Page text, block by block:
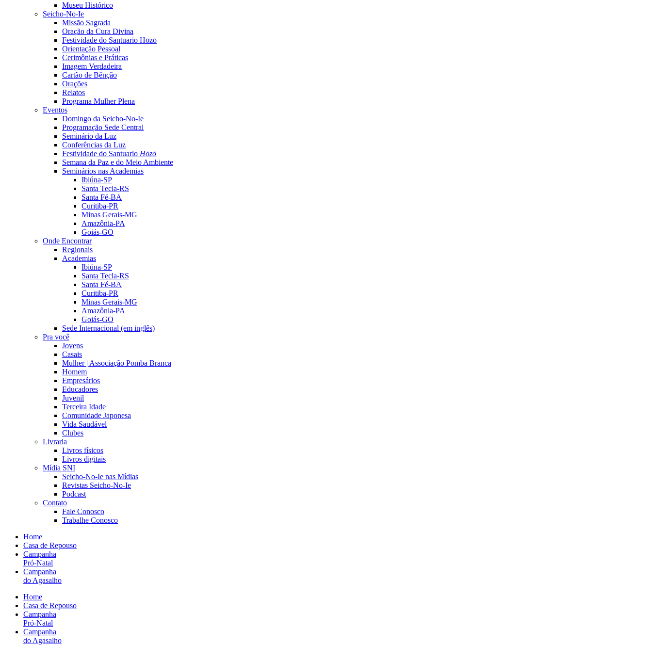
Museu Histórico
Seicho-No-Ie
Missão Sagrada
Oração da Cura Divina
Festividade do Santuario Hōzō
Orientação Pessoal
Cerimônias e Práticas
Imagem Verdadeira
Cartão de Bênção
Orações
Relatos
Programa Mulher Plena
Eventos
Domingo da Seicho-No-Ie
Programação Sede Central
Seminário da Luz
Conferências da Luz
Festividade do Santuario Hōzō
Semana da Paz e do Meio Ambiente
Seminários nas Academias
Ibiúna-SP
Santa Tecla-RS
Santa Fé-BA
Curitiba-PR
Minas Gerais-MG
Amazônia-PA
Goiás-GO
Onde Encontrar
Regionais
Academias
Ibiúna-SP
Santa Tecla-RS
Santa Fé-BA
Curitiba-PR
Minas Gerais-MG
Amazônia-PA
Goiás-GO
Sede Internacional (em inglês)
Pra você
Jovens
Casais
Mulher | Associação Pomba Branca
Homem
Empresários
Educadores
Juvenil
Terceira Idade
Comunidade Japonesa
Vida Saudável
Clubes
Livraria
Livros físicos
Livros digitais
Mídia SNI
Seicho-No-Ie nas Mídias
Revistas Seicho-No-Ie
Podcast
Contato
Fale Conosco
Trabalhe Conosco
Home
Casa de Repouso
Campanha
Pró-Natal
Campanha
do Agasalho
Home
Casa de Repouso
Campanha
Pró-Natal
Campanha
do Agasalho